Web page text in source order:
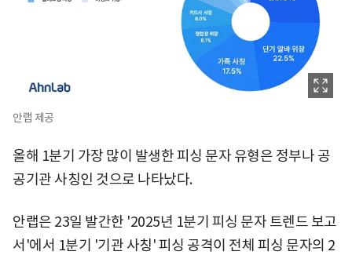
안랩 제공
올해 1분기 가장 많이 발생한 피싱 문자 유형은 정부나 공
공기관 사칭인 것으로 나타났다.
안랩은 23일 발간한 '2025년 1분기 피싱 문자 트렌드 보고
서'에서 1분기 '기관 사칭' 피싱 공격이 전체 피싱 문자의 2